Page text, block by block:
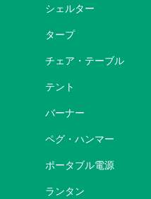
シェルター
タープ
チェア・テーブル
テント
バーナー
ペグ・ハンマー
ポータブル電源
ランタン